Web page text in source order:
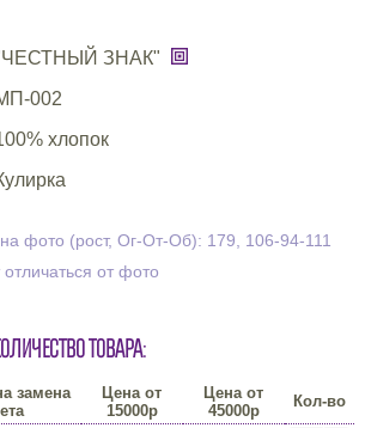
ЗНАК"
002
хлопок
фото (рост, Ог-От-Об): 179, 106-94-111
от фото
товара:
замена
Цена от
15000р
Цена от
45000р
Кол-во